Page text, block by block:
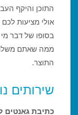
התוכן והיקף
אולי מציעות
בסופו של דבר
ממה שאתם
התוצר.
שירותים
כתיבת גאנטים